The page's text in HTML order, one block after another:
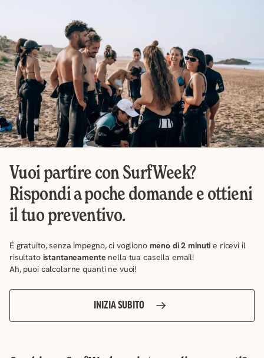
Vuoi partire con SurfWeek?
Rispondi a poche domande e ottieni
il tuo preventivo.
É gratuito, senza impegno, ci vogliono meno di 2 minuti e ricevi il
risultato istantaneamente nella tua casella email!
Ah, puoi calcolarne quanti ne vuoi!
INIZIA SUBITO